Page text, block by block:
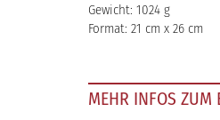
Gewicht: 1024 g
Format: 21 cm x 26 cm
MEHR INFOS ZUM